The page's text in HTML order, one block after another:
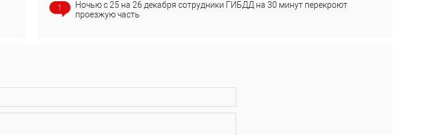
1
Ночью с 25 на 26 декабря сотрудники ГИБДД на 30 минут перекроют
проезжую часть